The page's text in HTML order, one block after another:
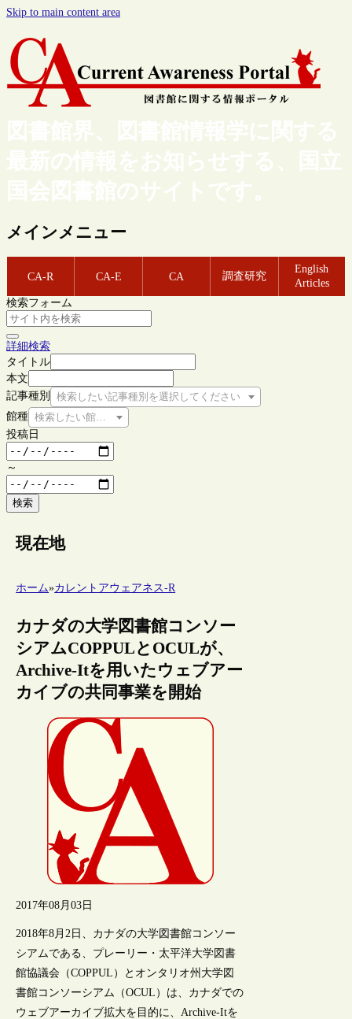
Skip to main content area
図書館界、図書館情報学に関する
最新の情報をお知らせする、国立
国会図書館のサイトです。
メインメニュー
CA-R CA-E CA 調査研究
English
Articles
検索フォーム
詳細検索
タイトル
本文
記事種別
検索したい記事種別を選択してください
館種 検索したい館種を選択してください
投稿日
～
検索
現在地
ホーム»カレントアウェアネス-R
カナダの大学図書館コンソー
シアムCOPPULとOCULが、
Archive-Itを用いたウェブアー
カイブの共同事業を開始
2017年08月03日
2018年8月2日、カナダの大学図書館コンソー
シアムである、プレーリー・太平洋大学図書
館協議会（COPPUL）とオンタリオ州大学図
書館コンソーシアム（OCUL）は、カナダでの
ウェブアーカイブ拡大を目的に、Archive-Itを